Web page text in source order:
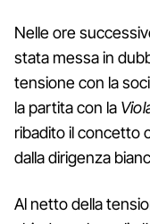
Nelle ore
stata messa in
tensione con la
la partita con la
ribadito il concetto
dalla dirigenza
Al netto della